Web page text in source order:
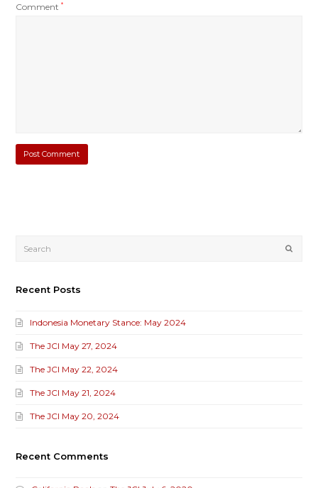
Comment*
Recent Posts
Indonesia Monetary Stance: May 2024
The JCI May 27, 2024
The JCI May 22, 2024
The JCI May 21, 2024
The JCI May 20, 2024
Recent Comments